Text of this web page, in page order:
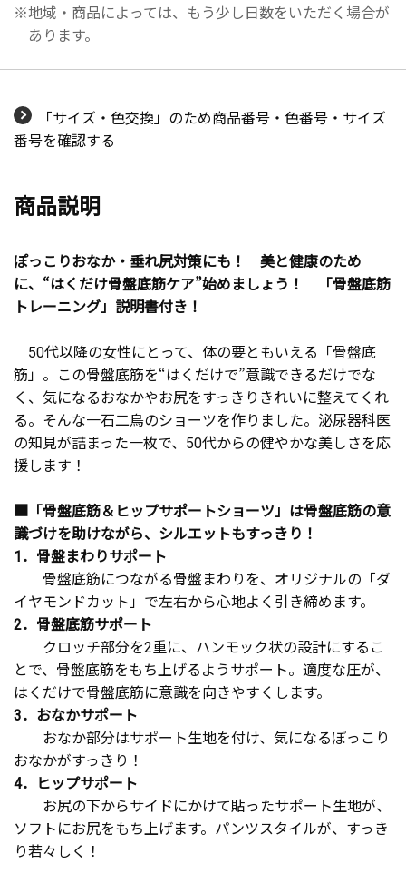
地域・商品によっては、もう少し日数をいただく場合が
あります。
「サイズ・色交換」のため商品番号・色番号・サイズ
番号を確認する
商品説明
ぽっこりおなか・垂れ尻対策にも！ 美と健康のため
に、“はくだけ骨盤底筋ケア”始めましょう！ 「骨盤底筋
トレーニング」説明書付き！
50代以降の女性にとって、体の要ともいえる「骨盤底
筋」。この骨盤底筋を“はくだけで”意識できるだけでな
く、気になるおなかやお尻をすっきりきれいに整えてくれ
る。そんな一石二鳥のショーツを作りました。泌尿器科医
の知見が詰まった一枚で、50代からの健やかな美しさを応
援します！
■「骨盤底筋＆ヒップサポートショーツ」は骨盤底筋の意
識づけを助けながら、シルエットもすっきり！
1．骨盤まわりサポート
骨盤底筋につながる骨盤まわりを、オリジナルの「ダ
イヤモンドカット」で左右から心地よく引き締めます。
2．骨盤底筋サポート
クロッチ部分を2重に、ハンモック状の設計にするこ
とで、骨盤底筋をもち上げるようサポート。適度な圧が、
はくだけで骨盤底筋に意識を向きやすくします。
3．おなかサポート
おなか部分はサポート生地を付け、気になるぽっこり
おなかがすっきり！
4．ヒップサポート
お尻の下からサイドにかけて貼ったサポート生地が、
ソフトにお尻をもち上げます。パンツスタイルが、すっき
り若々しく！